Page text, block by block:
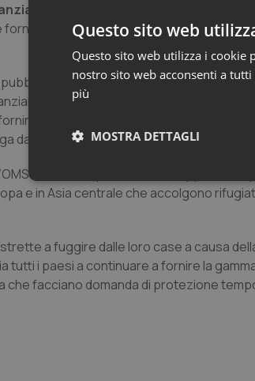
aggiuntivi
fornire assistenza sanitaria ai rifugiati avrà
per far fronte all’aumento dei
esterni, in particolare per i paesi
il sostegno in modo più efficace.
dai conflitti può aiutare a misurare
sia stata rapidamente sviluppata in
e in Asia centrale che accolgono
a fuggire dalle loro case a causa
tutti i paesi a continuare a fornire la
che facciano domanda di protezione
Questo sito web
Questo sito web utilizza i cookie
nostro sito web acconsenti a
più
MOSTRA DETTAGLI
Necessari